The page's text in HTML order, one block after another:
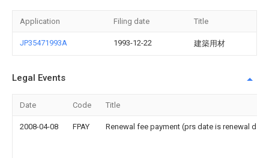
Application Filing date Title
JP35471993A 1993-12-22 建築用材
Legal Events
Date Code Title
2008-04-08 FPAY Renewal fee payment (prs date is renewal